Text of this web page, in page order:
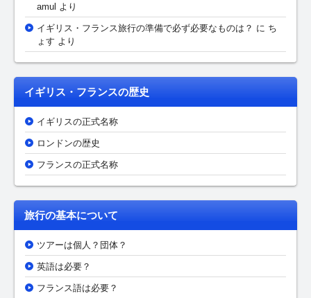
amul より
イギリス・フランス旅行の準備で必ず必要なものは？ に ち
ょす より
イギリス・フランスの歴史
イギリスの正式名称
ロンドンの歴史
フランスの正式名称
旅行の基本について
ツアーは個人？団体？
英語は必要？
フランス語は必要？